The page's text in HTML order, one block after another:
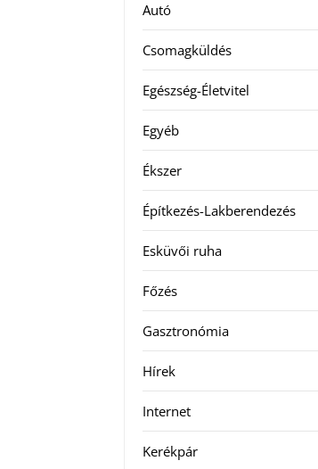
Autó
Csomagküldés
Egészség-Életvitel
Egyéb
Ékszer
Építkezés-Lakberendezés
Esküvői ruha
Főzés
Gasztronómia
Hírek
Internet
Kerékpár